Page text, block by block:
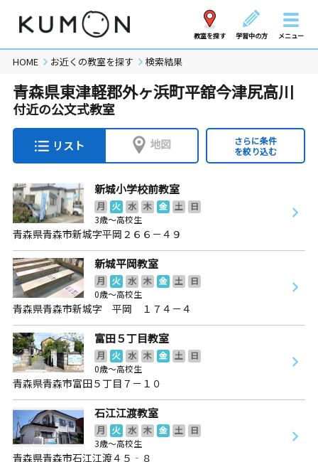
教室を探す 学習中の方 メニュー
HOME お近くの教室を探す 検索結果
青森県東津軽郡外ヶ浜町平舘今津尻高川
付近の公文式教室
リスト 地図
さらに条件
を絞り込む
新城小学校前教室
月 火 水 木 金 土
日
3歳～高校生
青森県青森市新城字平岡２６６－４９
新城平岡教室
月 火 水 木 金 土
日
0歳～高校生
青森県青森市新城字 平岡 １７４－４
富田５丁目教室
月 火 水 木 金 土
日
0歳～高校生
青森県青森市富田５丁目７－１０
石江江渡教室
月 火 水 木 金 土
日
3歳～高校生
青森県青森市石江江渡４５‐８